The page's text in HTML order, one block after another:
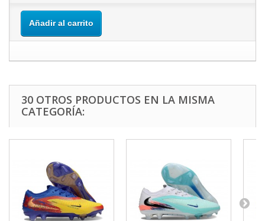
Añadir al carrito
30 OTROS PRODUCTOS EN LA MISMA
CATEGORÍA: